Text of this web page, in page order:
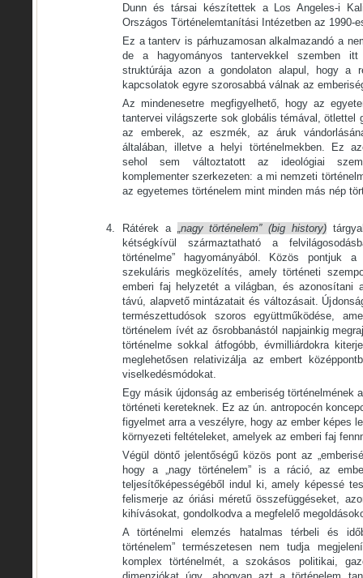
Dunn és társai készítettek a Los Angeles-i
Országos Történelemtanítási Intézetben az 1990-
Ez a tanterv is párhuzamosan alkalmazandó a
de a hagyományos tantervekkel szemben itt
struktúrája azon a gondolaton alapul, hogy a
kapcsolatok egyre szorosabbá válnak az
Az mindenesetre megfigyelhető, hogy az
tantervei világszerte sok globális témával, ötlettel
az emberek, az eszmék, az áruk
általában, illetve a helyi történelmekben. Ez
sehol sem változtatott az ideológiai
komplementer szerkezeten: a mi nemzeti
az egyetemes történelem mint minden más nép
Rátérek a „nagy történelem” (big history)
kétségkívül származtatható a
történelme” hagyományából. Közös pontjuk
szekuláris megközelítés, amely történeti
emberi faj helyzetét a világban, és azonosítani
távú, alapvető mintázatait és változásait.
természettudósok szoros együttműködése,
történelem ívét az ősrobbanástól napjainkig
történelme sokkal átfogóbb, évmilliárdokra
meglehetősen relativizálja az embert
viselkedésmódokat.
Egy másik újdonság az emberiség történelmének
történeti kereteknek. Ez az ún. antropocén
figyelmet arra a veszélyre, hogy az ember képes
környezeti feltételeket, amelyek az emberi faj
Végül döntő jelentőségű közös pont az
hogy a „nagy történelem” is a ráció, az
teljesítőképességéből indul ki, amely képessé
felismerje az óriási méretű összefüggéseket,
kihívásokat, gondolkodva a megfelelő
A történelmi elemzés hatalmas térbeli és
történelem” természetesen nem tudja
komplex történelmét, a szokásos politikai,